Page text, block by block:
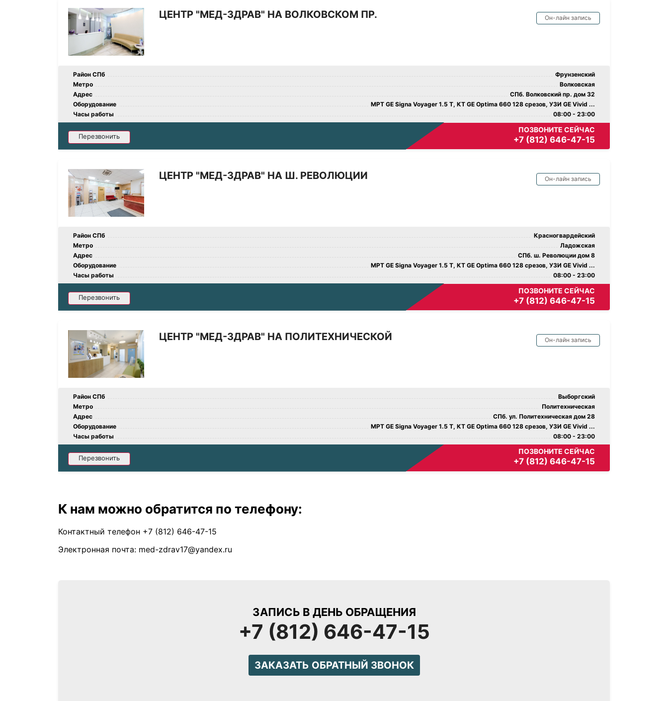
ЦЕНТР "МЕД-ЗДРАВ" НА ВОЛКОВСКОМ ПР. Он-лайн запись
Район СПб
Фрунзенский
Метро
Волковская
Адрес
СПб. Волковский пр. дом 32
Оборудование
МРТ GE Signa Voyager 1.5 Т, КТ GE Optima 660 128 срезов, УЗИ GE Vivid ...
Часы работы
08:00 - 23:00
Перезвонить
ПОЗВОНИТЕ СЕЙЧАС
+7 (812) 646-47-15
ЦЕНТР "МЕД-ЗДРАВ" НА Ш. РЕВОЛЮЦИИ Он-лайн запись
Район СПб
Красногвардейский
Метро
Ладожская
Адрес
СПб. ш. Революции дом 8
Оборудование
МРТ GE Signa Voyager 1.5 Т, КТ GE Optima 660 128 срезов, УЗИ GE Vivid ...
Часы работы
08:00 - 23:00
Перезвонить
ПОЗВОНИТЕ СЕЙЧАС
+7 (812) 646-47-15
ЦЕНТР "МЕД-ЗДРАВ" НА ПОЛИТЕХНИЧЕСКОЙ Он-лайн запись
Район СПб
Выборгский
Метро
Политехническая
Адрес
СПб. ул. Политехническая дом 28
Оборудование
МРТ GE Signa Voyager 1.5 Т, КТ GE Optima 660 128 срезов, УЗИ GE Vivid ...
Часы работы
08:00 - 23:00
Перезвонить
ПОЗВОНИТЕ СЕЙЧАС
+7 (812) 646-47-15
К нам можно обратится по телефону:
Контактный телефон +7 (812) 646-47-15
Электронная почта: med-zdrav17@yandex.ru
ЗАПИСЬ В ДЕНЬ ОБРАЩЕНИЯ
+7 (812) 646-47-15
ЗАКАЗАТЬ ОБРАТНЫЙ ЗВОНОК